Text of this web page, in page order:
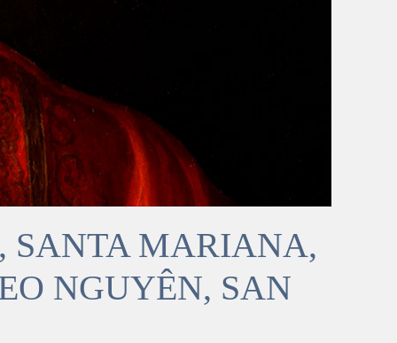
SANTA MARIANA,
NGUYÊN, SAN